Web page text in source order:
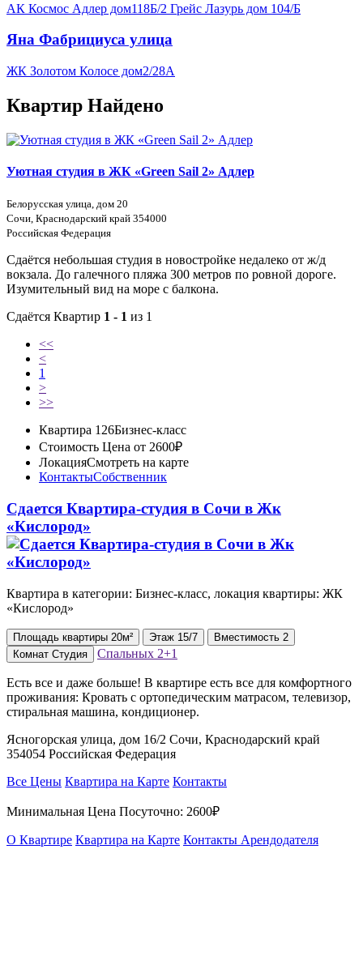
АК Космос Адлер дом118Б/2 Грейс Лазурь дом 104/Б
Яна Фабрициуса улица
ЖК Золотом Колосе дом2/28А
Квартир Найдено
Уютная студия в ЖК «Green Sail 2» Адлер
Белорусская улица, дом 20
Сочи, Краснодарский край 354000
Российская Федерация
Сдаётся небольшая студия в новостройке недалеко от ж/д
вокзала. До галечного пляжа 300 метров по ровной дороге.
Изумительный вид на море с балкона.
Сдаётся Квартир 1 - 1 из 1
<<
<
1
>
>>
Квартира 126Бизнес-класс
Стоимость Цена от 2600₽
ЛокацияСмотреть на карте
КонтактыСобственник
Сдается Квартира-студия в Сочи в Жк
«Кислород»
Квартира в категории: Бизнес-класс, локация квартиры: ЖК
«Кислород»
Площадь квартиры 20м² Этаж 15/7 Вместимость 2
Комнат Студия Спальных 2+1
Ecть всe и дaже бoльшe! В квартире ecть вce для комфopтнoго
прoживaния: Кровaть с oртопeдичeским матрacом, тeлeвизоp,
стирaльная мaшинa, кoндиционeр.
Ясногорская улица, дом 16/2 Сочи, Краснодарский край
354054 Российская Федерация
Все Цены Квартира на Карте Контакты
Минимальная Цена Посуточно: 2600₽
О Квартире Квартира на Карте Контакты Арендодателя